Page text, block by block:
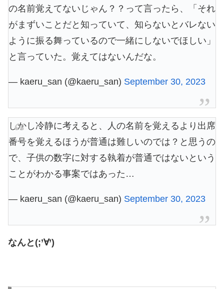
の名前覚えてないじゃん？？って言ったら、「それ
がまずいことだと知っていて、知らないとバレない
ように振る舞っているので一緒にしないでほしい」
と言っていた。覚えてはないんだな。
— kaeru_san (@kaeru_san) September 30, 2023
しかし冷静に考えると、人の名前を覚えるより出席
番号を覚えるほうが普通は難しいのでは？と思うの
で、子供の数字に対する執着が普通ではないという
ことがわかる事案ではあった…
— kaeru_san (@kaeru_san) September 30, 2023
なんと(;’∀’)